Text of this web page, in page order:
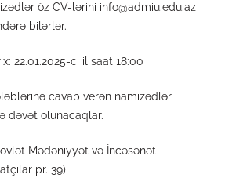
öz CV-lərini info@admiu.edu.az
bilərlər.
22.01.2025-ci il saat 18:00
cavab verən namizədlər
dəvət olunacaqlar.
Mədəniyyət və İncəsənət
pr. 39)